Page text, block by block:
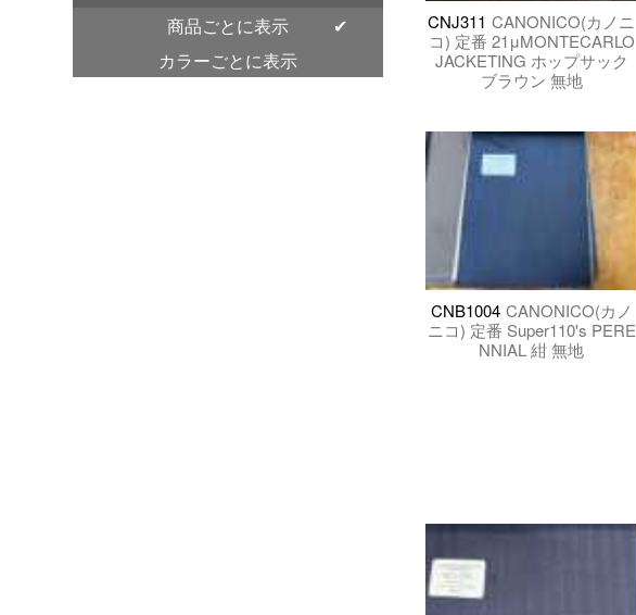
商品ごとに表示
カラーごとに表示
CNJ311 CANONICO(カノニ
コ) 定番 21μMONTECARLO
JACKETING ホップサック
ブラウン 無地
CNB1004 CANONICO(カノ
ニコ) 定番 Super110's PERE
NNIAL 紺 無地